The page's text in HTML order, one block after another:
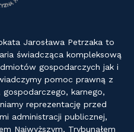
Jarosława Petrzaka to
świadcząca kompleksową
gospodarczych jak i
pomoc prawną z
karnego,
reprezentację przed
administracji publicznej,
Najwyższym, Trybunałem